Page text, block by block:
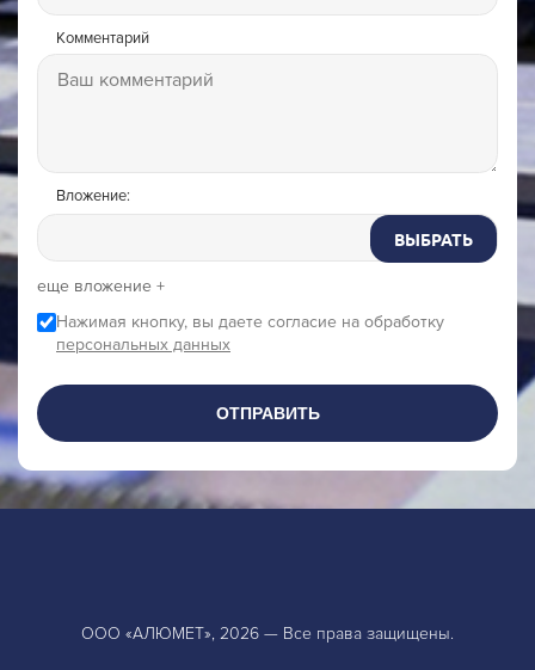
Комментарий
Вложение:
ВЫБРАТЬ
еще вложение +
Нажимая кнопку, вы даете согласие на обработку
персональных данных
ОТПРАВИТЬ
ООО «АЛЮМЕТ», 2026 — Все права защищены.